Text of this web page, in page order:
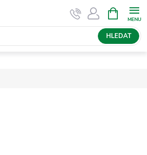
HLEDAT
NÁKUPNÍ
KOŠÍK